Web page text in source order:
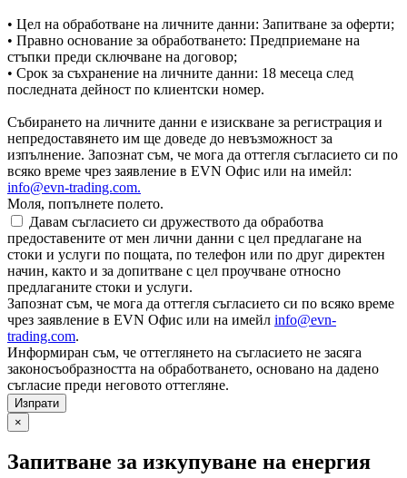
• Цел на обработване на личните данни: Запитване за оферти;
• Правно основание за обработването: Предприемане на
стъпки преди сключване на договор;
• Срок за съхранение на личните данни: 18 месеца след
последната дейност по клиентски номер.
Събирането на личните данни е изискване за регистрация и
непредоставянето им ще доведе до невъзможност за
изпълнение. Запознат съм, че мога да оттегля съгласието си по
всяко време чрез заявление в EVN Офис или на имейл:
info@evn-trading.com.
Моля, попълнете полето.
Давам съгласието си дружеството да обработва
предоставените от мен лични данни с цел предлагане на
стоки и услуги по пощата, по телефон или по друг директен
начин, както и за допитване с цел проучване относно
предлаганите стоки и услуги.
Запознат съм, че мога да оттегля съгласието си по всяко време
чрез заявление в EVN Офис или на имейл info@evn-
trading.com.
Информиран съм, че оттеглянето на съгласието не засяга
законосъобразността на обработването, основано на дадено
съгласие преди неговото оттегляне.
×
Запитване за изкупуване на енергия